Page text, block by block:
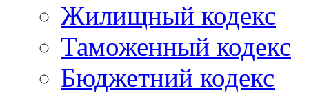
Жилищный кодекс
Таможенный кодекс
Бюджетний кодекс